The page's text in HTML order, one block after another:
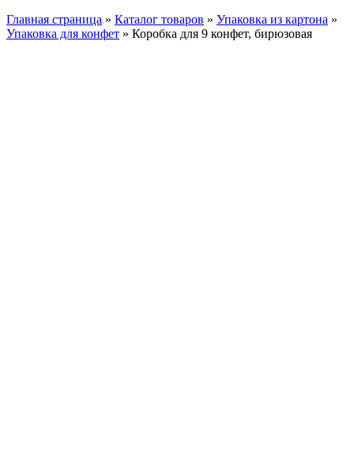
Главная страница » Каталог товаров » Упаковка из картона »
Упаковка для конфет » Коробка для 9 конфет, бирюзовая